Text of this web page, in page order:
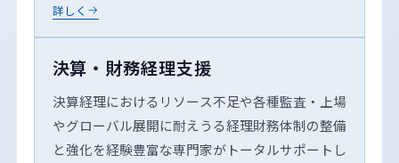
詳しく
決算・財務経理支援
決算経理におけるリソース不足や各種監査・上場
やグローバル展開に耐えうる経理財務体制の整備
と強化を経験豊富な専門家がトータルサポートし